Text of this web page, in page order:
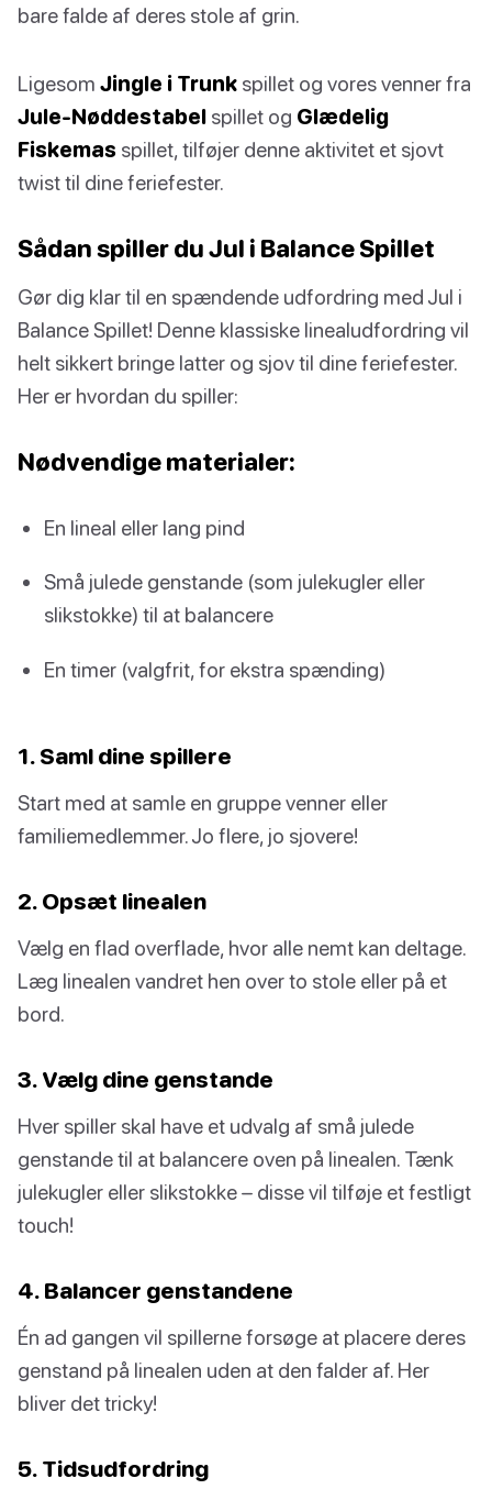
bare falde af deres stole af grin.
Ligesom Jingle i Trunk spillet og vores venner fra
Jule-Nøddestabel spillet og Glædelig
Fiskemas spillet, tilføjer denne aktivitet et sjovt
twist til dine feriefester.
Sådan spiller du Jul i Balance Spillet
Gør dig klar til en spændende udfordring med Jul i
Balance Spillet! Denne klassiske linealudfordring vil
helt sikkert bringe latter og sjov til dine feriefester.
Her er hvordan du spiller:
Nødvendige materialer:
En lineal eller lang pind
Små julede genstande (som julekugler eller
slikstokke) til at balancere
En timer (valgfrit, for ekstra spænding)
1. Saml dine spillere
Start med at samle en gruppe venner eller
familiemedlemmer. Jo flere, jo sjovere!
2. Opsæt linealen
Vælg en flad overflade, hvor alle nemt kan deltage.
Læg linealen vandret hen over to stole eller på et
bord.
3. Vælg dine genstande
Hver spiller skal have et udvalg af små julede
genstande til at balancere oven på linealen. Tænk
julekugler eller slikstokke – disse vil tilføje et festligt
touch!
4. Balancer genstandene
Én ad gangen vil spillerne forsøge at placere deres
genstand på linealen uden at den falder af. Her
bliver det tricky!
5. Tidsudfordring